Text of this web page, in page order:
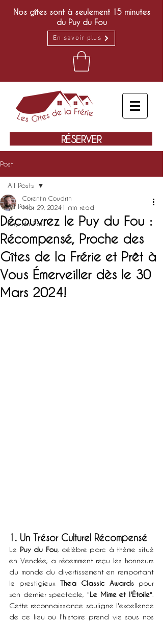
Nos gîtes sont à seulement 15 minutes
du Puy du Fou
En savoir plus
RÉSERVER
Post
All Posts
Puy du Fou
All Posts
Découvrez le Puy du Fou :
Récompensé, Proche des
Gîtes de la Frérie et Prêt à
Vous Émerveiller dès le 30
Mars 2024!
Corentin Coudrin
Mar 29, 2024 1 min read
1. Un Trésor Culturel Récompensé
Le Puy du Fou, célèbre parc à thème situé
en Vendée, a récemment reçu les honneurs
du monde du divertissement en remportant
le prestigieux Thea Classic Awards pour
son dernier spectacle, "Le Mime et l'Étoile".
Cette reconnaissance souligne l'excellence
de ce lieu où l'histoire prend vie sous nos